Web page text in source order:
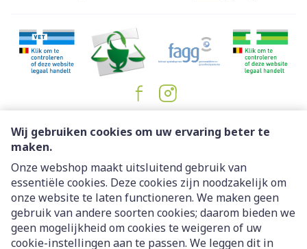
Wij gebruiken cookies om uw ervaring beter te
maken.
Onze webshop maakt uitsluitend gebruik van
essentiële cookies. Deze cookies zijn noodzakelijk om
onze website te laten functioneren. We maken geen
gebruik van andere soorten cookies; daarom bieden we
geen mogelijkheid om cookies te weigeren of uw
cookie-instellingen aan te passen. We leggen dit in
Juridische links